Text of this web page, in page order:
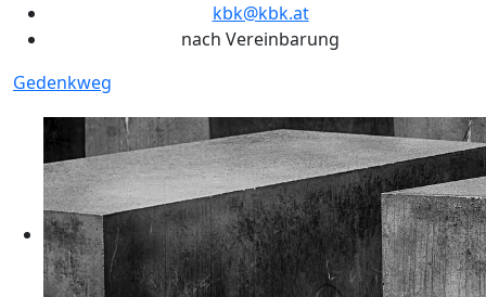
kbk@kbk.at
nach Vereinbarung
Gedenkweg